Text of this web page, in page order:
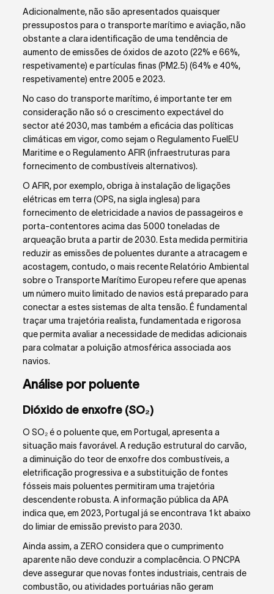
Adicionalmente, não são apresentados quaisquer
pressupostos para o transporte marítimo e aviação, não
obstante a clara identificação de uma tendência de
aumento de emissões de óxidos de azoto (22% e 66%,
respetivamente) e partículas finas (PM2.5) (64% e 40%,
respetivamente) entre 2005 e 2023.
No caso do transporte marítimo, é importante ter em
consideração não só o crescimento expectável do
sector até 2030, mas também a eficácia das políticas
climáticas em vigor, como sejam o Regulamento FuelEU
Maritime e o Regulamento AFIR (infraestruturas para
fornecimento de combustíveis alternativos).
O AFIR, por exemplo, obriga à instalação de ligações
elétricas em terra (OPS, na sigla inglesa) para
fornecimento de eletricidade a navios de passageiros e
porta-contentores acima das 5000 toneladas de
arqueação bruta a partir de 2030. Esta medida permitiria
reduzir as emissões de poluentes durante a atracagem e
acostagem, contudo, o mais recente Relatório Ambiental
sobre o Transporte Marítimo Europeu refere que apenas
um número muito limitado de navios está preparado para
conectar a estes sistemas de alta tensão. É fundamental
traçar uma trajetória realista, fundamentada e rigorosa
que permita avaliar a necessidade de medidas adicionais
para colmatar a poluição atmosférica associada aos
navios.
Análise por poluente
Dióxido de enxofre (SO₂)
O SO₂ é o poluente que, em Portugal, apresenta a
situação mais favorável. A redução estrutural do carvão,
a diminuição do teor de enxofre dos combustíveis, a
eletrificação progressiva e a substituição de fontes
fósseis mais poluentes permitiram uma trajetória
descendente robusta. A informação pública da APA
indica que, em 2023, Portugal já se encontrava 1 kt abaixo
do limiar de emissão previsto para 2030.
Ainda assim, a ZERO considera que o cumprimento
aparente não deve conduzir a complacência. O PNCPA
deve assegurar que novas fontes industriais, centrais de
combustão, ou atividades portuárias não geram